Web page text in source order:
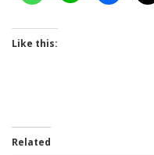
Like this:
Related